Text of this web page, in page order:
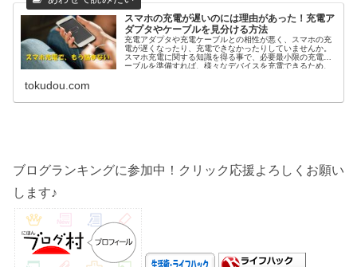
スマホの充電が遅いのには理由があった！充電ア
ダプタやケーブルを見分ける方法
充電アダプタや充電ケーブルとの相性が悪く、スマホの充
電が遅くなったり、充電できなかったりしていませんか。
スマホ充電に関する知識を得る事で、必要最小限の充電ケ
ーブルを準備すれば、様々なデバイスを充電できるため、
tokudou.com
ブログランキングに参加中！クリック応援よろしくお願い
します♪